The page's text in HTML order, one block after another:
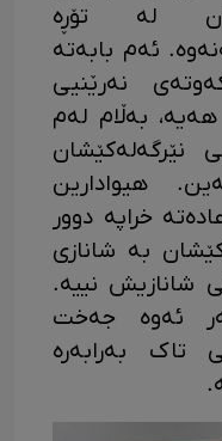
لە تۆڕە
ئەم بابەتە
نەرێنیی
بەڵام لەم
نێرگەلەکێشان
هیوادارین
خراپە دوور
بە شانازی
شانازیش نییە.
ئەوە جەخت
تاک بەرابەرە